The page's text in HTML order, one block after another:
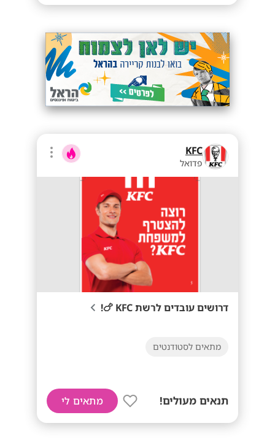
KFC
פדואל
דרושים עובדים לרשת KFC 🍗!
מתאים לסטודנטים
תנאים מעולים! מתאים לי